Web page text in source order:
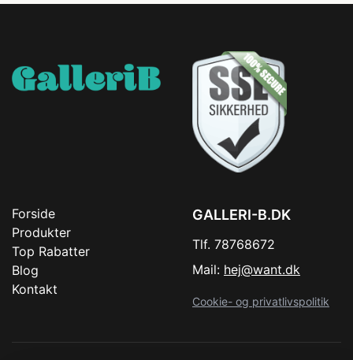
Forside
Produkter
Top Rabatter
Blog
Kontakt
GALLERI-B.DK
Tlf. 78768672
Mail: hej@want.dk
Cookie- og privatlivspolitik